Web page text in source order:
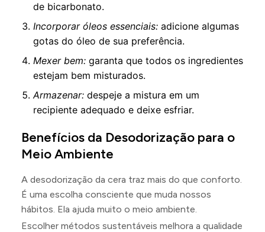
de bicarbonato.
Incorporar óleos essenciais: adicione algumas
gotas do óleo de sua preferência.
Mexer bem: garanta que todos os ingredientes
estejam bem misturados.
Armazenar: despeje a mistura em um
recipiente adequado e deixe esfriar.
Benefícios da Desodorização para o
Meio Ambiente
A desodorização da cera traz mais do que conforto.
É uma escolha consciente que muda nossos
hábitos. Ela ajuda muito o meio ambiente.
Escolher métodos sustentáveis melhora a qualidade